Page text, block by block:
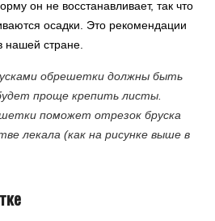
он не восстанавливает, так что
осадки. Это рекомендации
нашей стране.
обрешетки должны быть
проще крепить листы.
поможет отрезок бруска
лекала (как на рисунке выше в